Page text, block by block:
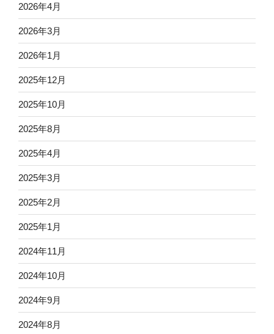
2026年4月
2026年3月
2026年1月
2025年12月
2025年10月
2025年8月
2025年4月
2025年3月
2025年2月
2025年1月
2024年11月
2024年10月
2024年9月
2024年8月